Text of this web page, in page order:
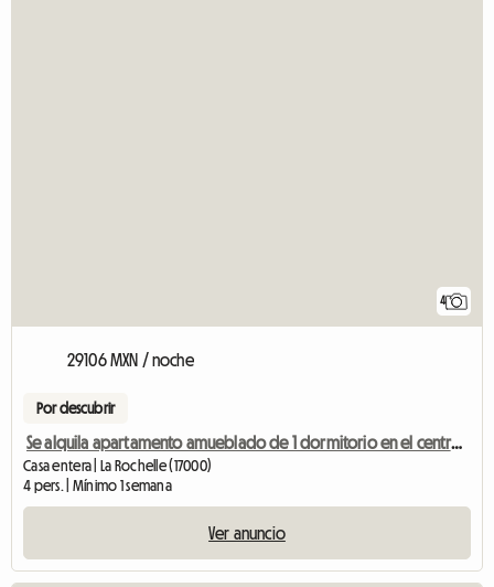
4
29106 MXN / noche
Por descubrir
Se alquila apartamento amueblado de 1 dormitorio en el centro de la ciudad.
Casa entera | La Rochelle (17000)
4 pers. | Mínimo 1 semana
Ver anuncio